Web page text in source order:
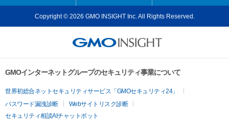
Copyright © 2026 GMO INSIGHT Inc. All Rights Reserved.
GMOインターネットグループのセキュリティ事業について
世界初総合ネットセキュリティサービス「GMOセキュリティ24」
パスワード漏洩診断
Webサイトリスク診断
セキュリティ相談AIチャットボット